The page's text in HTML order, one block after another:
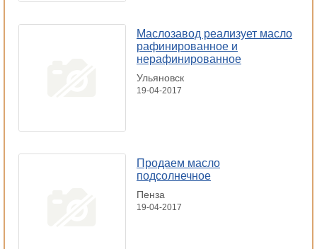
Маслозавод реализует масло
рафинированное и
нерафинированное
Ульяновск
19-04-2017
Продаем масло
подсолнечное
Пенза
19-04-2017